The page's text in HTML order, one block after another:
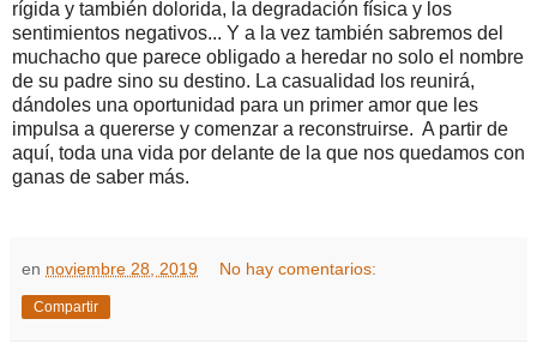
rígida y también dolorida, la degradación física y los
sentimientos negativos... Y a la vez también sabremos del
muchacho que parece obligado a heredar no solo el nombre
de su padre sino su destino. La casualidad los reunirá,
dándoles una oportunidad para un primer amor que les
impulsa a quererse y comenzar a reconstruirse. A partir de
aquí, toda una vida por delante de la que nos quedamos con
ganas de saber más.
en noviembre 28, 2019 No hay comentarios:
Compartir